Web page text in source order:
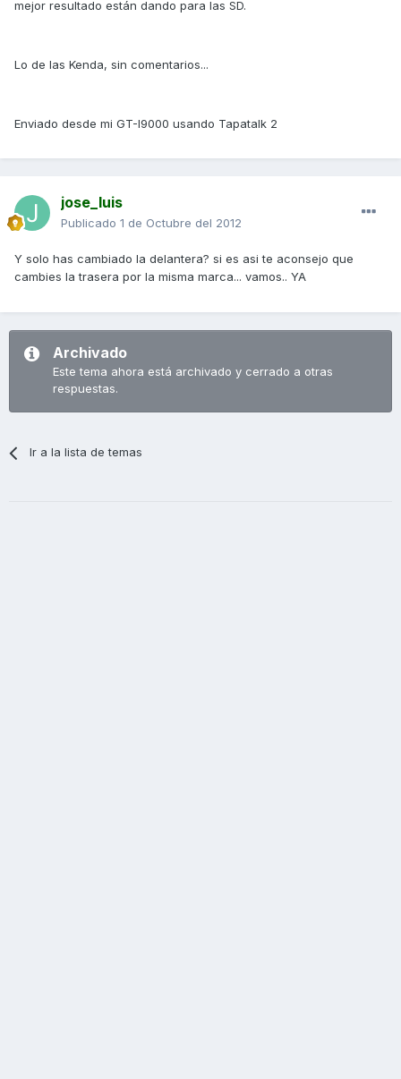
mejor resultado están dando para las SD.
Lo de las Kenda, sin comentarios...
Enviado desde mi GT-I9000 usando Tapatalk 2
jose_luis
Publicado 1 de Octubre del 2012
Y solo has cambiado la delantera? si es asi te aconsejo que
cambies la trasera por la misma marca... vamos.. YA
Archivado
Este tema ahora está archivado y cerrado a otras
respuestas.
Ir a la lista de temas